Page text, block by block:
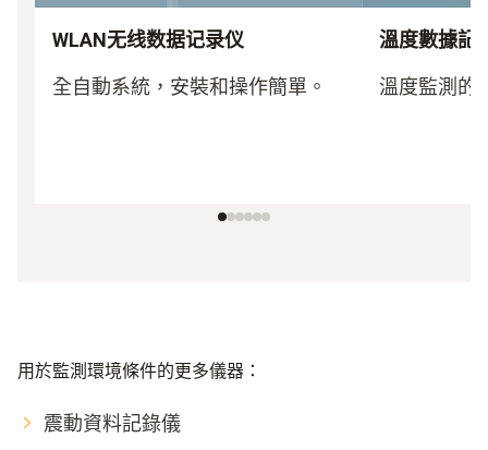
WLAN无线数据记录仪
全自動系統，安裝和操作簡單。
溫度數據記
溫度監測的
用於監測環境條件的更多儀器：
震動資料記錄儀